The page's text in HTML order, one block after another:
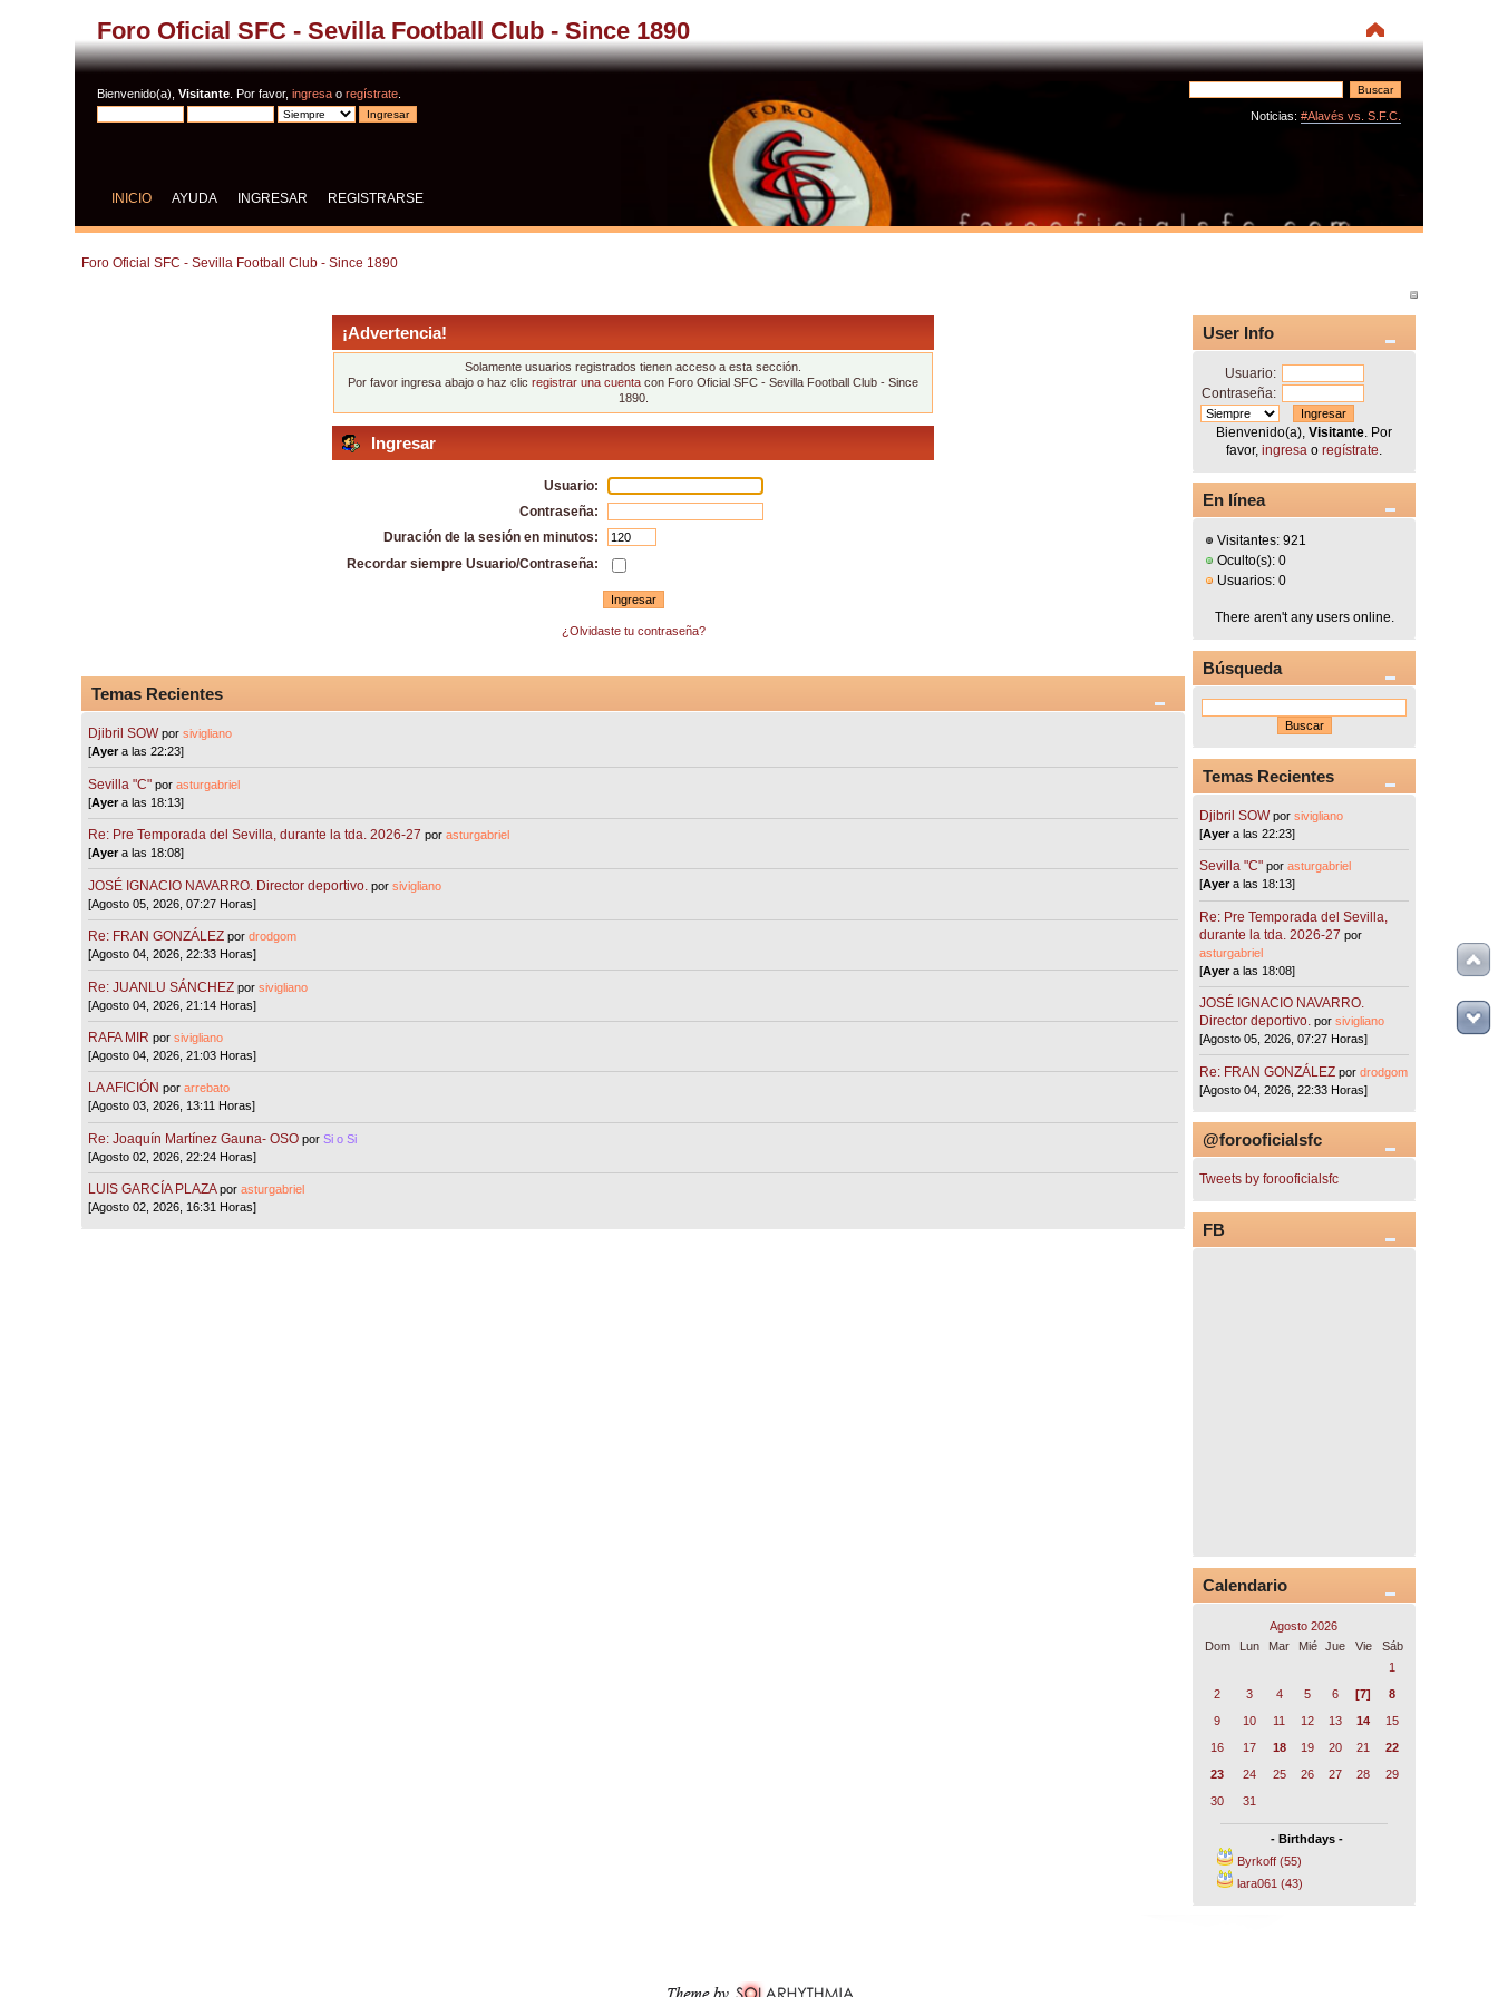
Foro Oficial SFC - Sevilla Football Club - Since 1890
Bienvenido(a),Visitante . Por favor,ingresa oregístrate
Noticias: #Alavés vs. S.F.C.
INICIO AYUDA INGRESAR REGISTRARSE
Foro Oficial SFC - Sevilla Football Club - Since 1890
¡Advertencia!
Solamente usuarios registrados tienen acceso a esta sección.
Por favor ingresa abajo o haz clicregistrar una cuenta con Foro Oficial SFC - Sevilla Football Club - Since
1890.
Ingresar
Usuario:
Contraseña:
Duración de la sesión en minutos:
Recordar siempre Usuario/Contraseña:
¿Olvidaste tu contraseña?
Temas Recientes
Djibril SOW porsivigliano
[Ayera las 22:23]
Sevilla "C"porasturgabriel
[Ayera las 18:13]
Re: Pre Temporada del Sevilla, durante la tda. 2026-27 porasturgabriel
[Ayera las 18:08]
JOSÉ IGNACIO NAVARRO. Director deportivo. porsivigliano
[Agosto 05, 2026, 07:27 Horas]
Re: FRAN GONZÁLEZ pordrodgom
[Agosto 04, 2026, 22:33 Horas]
Re: JUANLU SÁNCHEZ porsivigliano
[Agosto 04, 2026, 21:14 Horas]
RAFA MIR porsivigliano
[Agosto 04, 2026, 21:03 Horas]
LA AFICIÓN porarrebato
[Agosto 03, 2026, 13:11 Horas]
Re: Joaquín Martínez Gauna- OSO porSi o Si
[Agosto 02, 2026, 22:24 Horas]
LUIS GARCÍA PLAZA porasturgabriel
[Agosto 02, 2026, 16:31 Horas]
User Info
Usuario:
Contraseña:
Bienvenido(a),Visitante . Por
favor,ingresa oregístrate
En línea
Visitantes: 921
Oculto(s): 0
Usuarios: 0
There aren't any users online.
Búsqueda
Temas Recientes
Djibril SOW porsivigliano
[Ayera las 22:23]
Sevilla "C"porasturgabriel
[Ayera las 18:13]
Re: Pre Temporada del Sevilla,
durante la tda. 2026-27 por
asturgabriel
[Ayera las 18:08]
JOSÉ IGNACIO NAVARRO.
Director deportivo. porsivigliano
[Agosto 05, 2026, 07:27 Horas]
Re: FRAN GONZÁLEZ pordrodgom
[Agosto 04, 2026, 22:33 Horas]
@forooficialsfc
Tweets by forooficialsfc
FB
Calendario
Agosto 2026
Dom
Lun Mar Mié Jue Vie
Sáb
1
2
3 4 5 6 [7]
8
9
10 11 12 13 14
15
16
17 18 19 20 21
22
23
24 25 26 27 28
29
30
31
- Birthdays -
Byrkoff (55)
lara061 (43)